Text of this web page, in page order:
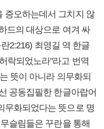
증오하는데서 그치지 않
드의 대상으로 여겨 싸
2:216) 최영길 역 한글
락되었노라"라고 번역
뜻이 아니라 의무화되
공동집필한 한글아랍어
무화되었다는 뜻으로 명
슬림들은 꾸란을 통해